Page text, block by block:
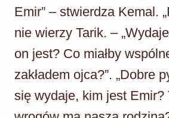
Emir” – stwierdza Kemal.
nie wierzy Tarik. –
on jest? Co miałby
zakładem ojca?”. „Dobre
się wydaje, kim jest Emir?